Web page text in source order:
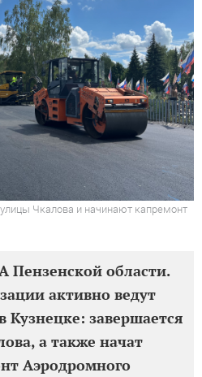
Чкалова и начинают капремонт
Пензенской области.
активно ведут
завершается
а также начат
Аэродромного